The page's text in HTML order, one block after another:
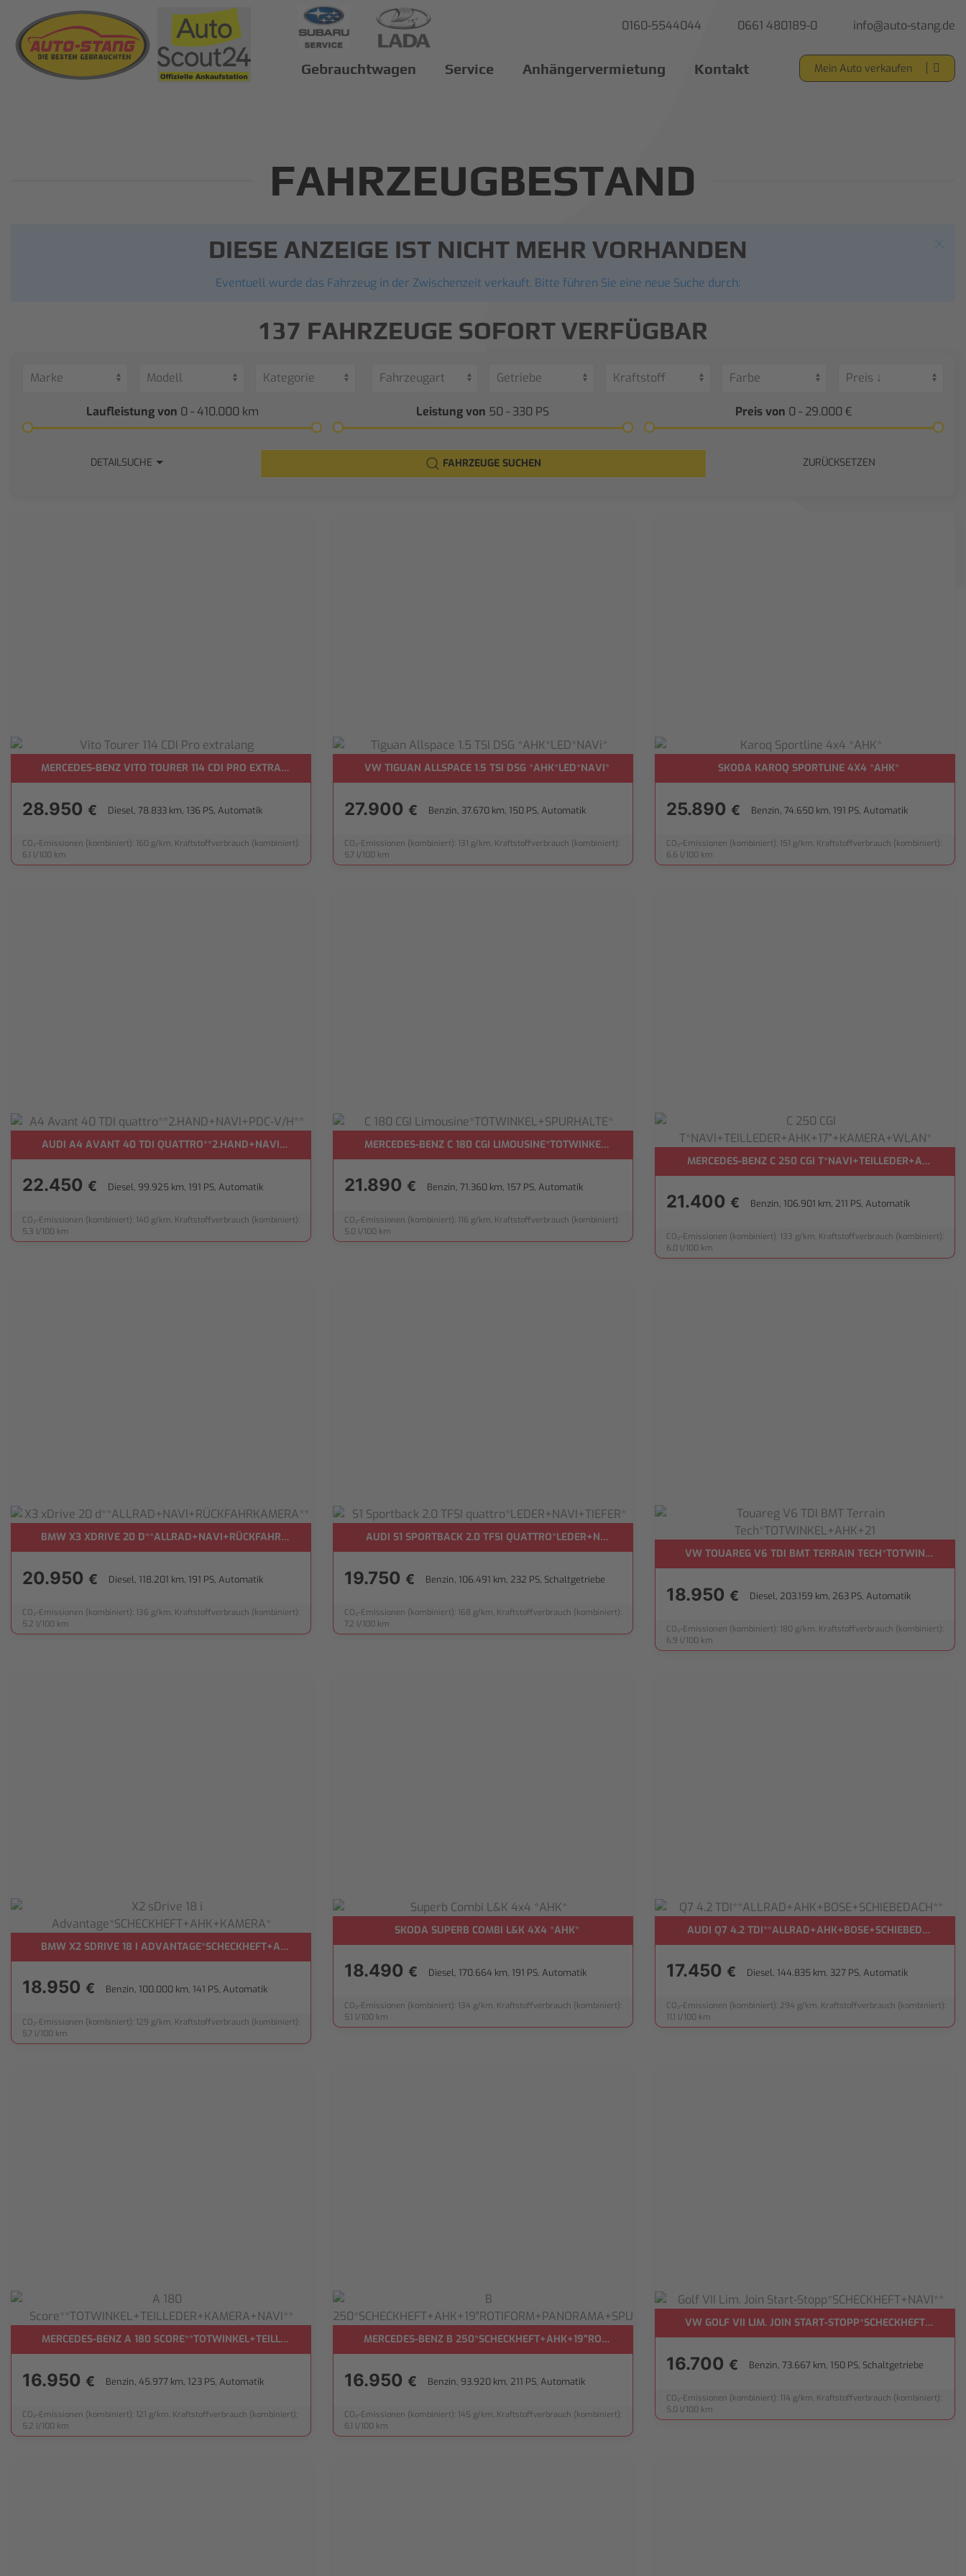
0160-5544044 0661 480189-0 info@auto-stang.de
Mein Auto verkaufen
Gebrauchtwagen Service Anhängervermietung Kontakt
FAHRZEUGBESTAND
DIESE ANZEIGE IST NICHT MEHR VORHANDEN
Eventuell wurde das Fahrzeug in der Zwischenzeit verkauft. Bitte führen Sie eine neue Suche durch:
137 FAHRZEUGE SOFORT VERFÜGBAR
Laufleistung von 0 - 410.000 km Leistung von 50 - 330 PS Preis von 0 - 29.000 €
DETAILSUCHE FAHRZEUGE SUCHEN ZURÜCKSETZEN
MERCEDES-BENZ VITO TOURER 114 CDI PRO EXTRALANG
28.950 € Diesel, 78.833 km, 136 PS, Automatik
CO₂-Emissionen (kombiniert): 160 g/km, Kraftstoffverbrauch (kombiniert):
6,1 l/100 km
VW TIGUAN ALLSPACE 1.5 TSI DSG *AHK*LED*NAVI*
27.900 € Benzin, 37.670 km, 150 PS, Automatik
CO₂-Emissionen (kombiniert): 131 g/km, Kraftstoffverbrauch (kombiniert):
5,7 l/100 km
SKODA KAROQ SPORTLINE 4X4 *AHK*
25.890 € Benzin, 74.650 km, 191 PS, Automatik
CO₂-Emissionen (kombiniert): 151 g/km, Kraftstoffverbrauch (kombiniert):
6,6 l/100 km
AUDI A4 AVANT 40 TDI QUATTRO**2.HAND+NAVI+PDC-V/H**
22.450 € Diesel, 99.925 km, 191 PS, Automatik
CO₂-Emissionen (kombiniert): 140 g/km, Kraftstoffverbrauch (kombiniert):
5,3 l/100 km
MERCEDES-BENZ C 180 CGI LIMOUSINE*TOTWINKEL+SPURHALTE*
21.890 € Benzin, 71.360 km, 157 PS, Automatik
CO₂-Emissionen (kombiniert): 116 g/km, Kraftstoffverbrauch (kombiniert):
5,0 l/100 km
MERCEDES-BENZ C 250 CGI
21.400 € Benzin, 106.901 km, 211 PS, Automatik
CO₂-Emissionen (kombiniert): 133 g/km, Kraftstoffverbrauch (kombiniert):
6,0 l/100 km
BMW X3 XDRIVE 20 D**ALLRAD+NAVI+RÜCKFAHRKAMERA**
20.950 € Diesel, 118.201 km, 191 PS, Automatik
CO₂-Emissionen (kombiniert): 136 g/km, Kraftstoffverbrauch (kombiniert):
5,2 l/100 km
AUDI S1 SPORTBACK 2.0 TFSI QUATTRO*LEDER+NAVI+TIEFER*
19.750 € Benzin, 106.491 km, 232 PS, Schaltgetriebe
CO₂-Emissionen (kombiniert): 168 g/km, Kraftstoffverbrauch (kombiniert):
7,2 l/100 km
VW TOUAREG V6 TDI BMT TERRAIN
18.950 € Diesel, 203.159 km, 263 PS, Automatik
CO₂-Emissionen (kombiniert): 180 g/km, Kraftstoffverbrauch (kombiniert):
6,9 l/100 km
BMW X2 SDRIVE 18 I ADVANTAGE*SCHECKHEFT+AHK+KAMERA*
18.950 € Benzin, 100.000 km, 141 PS, Automatik
CO₂-Emissionen (kombiniert): 129 g/km, Kraftstoffverbrauch (kombiniert):
5,7 l/100 km
SKODA SUPERB COMBI L&K 4X4 *AHK*
18.490 € Diesel, 170.664 km, 191 PS, Automatik
CO₂-Emissionen (kombiniert): 134 g/km, Kraftstoffverbrauch (kombiniert):
5,1 l/100 km
AUDI Q7 4.2 TDI**ALLRAD+AHK+BOSE+SCHIEBEDACH**
17.450 € Diesel, 144.835 km, 327 PS, Automatik
CO₂-Emissionen (kombiniert): 294 g/km, Kraftstoffverbrauch (kombiniert):
11,1 l/100 km
MERCEDES-BENZ A 180 SCORE**TOTWINKEL+TEILLEDER+KAMERA+NAVI**
16.950 € Benzin, 45.977 km, 123 PS, Automatik
CO₂-Emissionen (kombiniert): 121 g/km, Kraftstoffverbrauch (kombiniert):
5,2 l/100 km
MERCEDES-BENZ B 250*SCHECKHEFT+AHK+19"ROTIFORM+PANORAMA+SPUR*
16.950 € Benzin, 93.920 km, 211 PS, Automatik
CO₂-Emissionen (kombiniert): 145 g/km, Kraftstoffverbrauch (kombiniert):
6,1 l/100 km
VW GOLF VII LIM. JOIN START-STOPP*SCHECKHEFT+NAVI**
16.700 € Benzin, 73.667 km, 150 PS, Schaltgetriebe
CO₂-Emissionen (kombiniert): 114 g/km, Kraftstoffverbrauch (kombiniert):
5,0 l/100 km